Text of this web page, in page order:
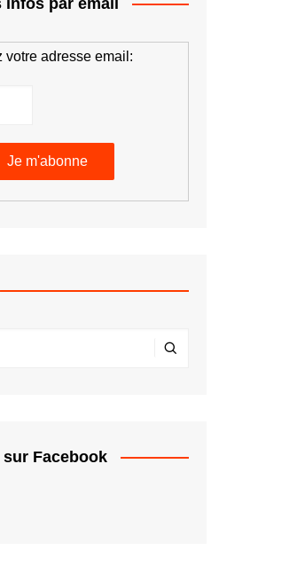
votre adresse email:
Facebook